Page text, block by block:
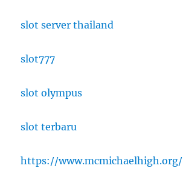
slot server thailand
slot777
slot olympus
slot terbaru
https://www.mcmichaelhigh.org/